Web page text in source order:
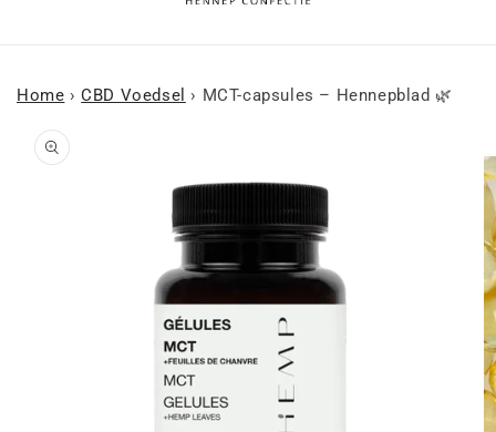
Home › CBD Voedsel › MCT-capsules – Hennepblad 🌿
naar